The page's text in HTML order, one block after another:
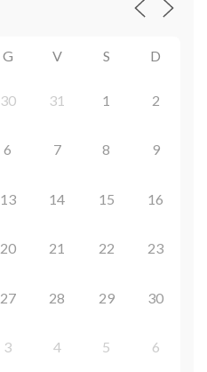
G V S D
30 31 1 2
6 7 8 9
13 14 15 16
20 21 22 23
27 28 29 30
3 4 5 6